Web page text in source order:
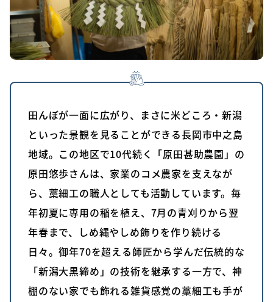
田んぼが一面に広がり、まさに米どころ・新潟
といった景観を見ることができる長岡市中之島
地域。この地区で10代続く「原田甚助農園」の
原田悠歩さんは、家業のコメ農家を支えなが
ら、藁細工の職人としても活動しています。毎
年初夏に専用の稲を植え、7月の青刈りから翌
年春まで、しめ縄やしめ飾りを作り続ける
日々。御年70を超える師匠から学んだ伝統的な
「新潟大黒締め」の技術を継承する一方で、神
棚のない家でも飾れる雑貨感覚の藁細工も手が